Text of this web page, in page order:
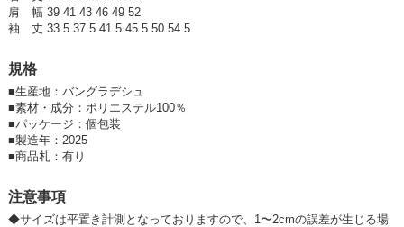
SD品番：13688576S14
4-3チャコール 130cm
参考上代
SD品番：13688576S15
4-3チャコール 140cm
肩 幅 39 41 43 46 49 52
袖 丈 33.5 37.5 41.5 45.5 50 54.5
規格
■生産地：バングラデシュ
■素材・成分：ポリエステル100％
■パッケージ：個包装
■製造年：2025
■商品札：有り
注意事項
◆サイズは平置き計測となっておりますので、1〜2cmの誤差が生じる場